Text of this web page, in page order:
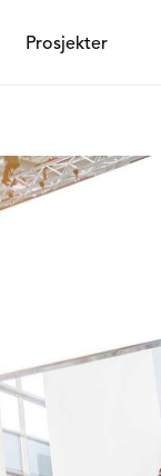
Prosjekter